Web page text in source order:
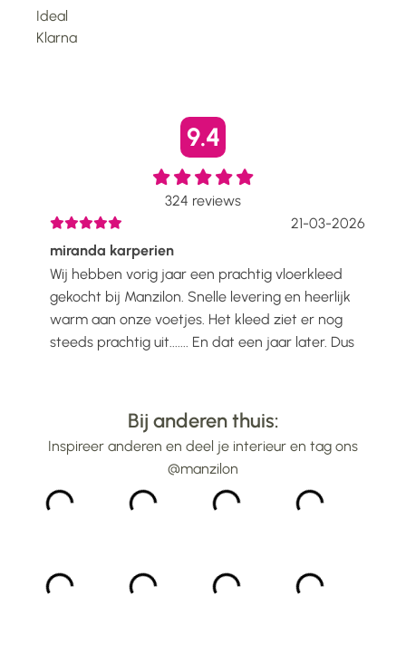
Ideal
Klarna
9.4
324 reviews
21-03-2026
miranda karperien
Wij hebben vorig jaar een prachtig vloerkleed
gekocht bij Manzilon. Snelle levering en heerlijk
warm aan onze voetjes. Het kleed ziet er nog
steeds prachtig uit....... En dat een jaar later. Dus
Bij anderen thuis:
Inspireer anderen en deel je interieur en tag ons
@manzilon